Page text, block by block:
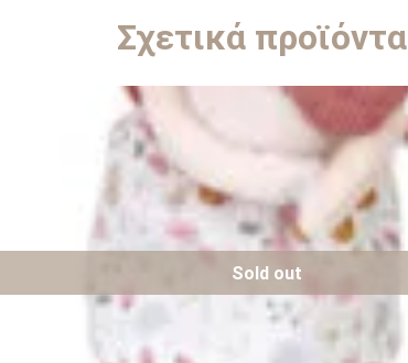
Σχετικά προϊόντα
Sold out